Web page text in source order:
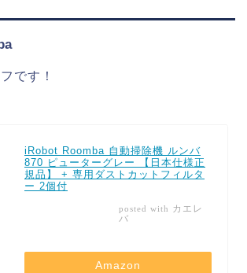
です！
iRobot Roomba 自動掃除機 ルンバ
870 ピューターグレー 【日本仕様正
規品】 + 専用ダストカットフィルタ
ー 2個付
posted with カエレ
バ
Amazon